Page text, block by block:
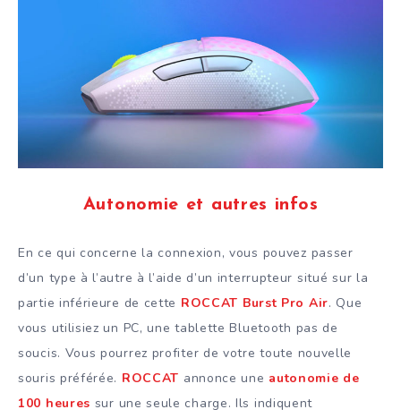
Autonomie et autres infos
En ce qui concerne la connexion, vous pouvez passer
d’un type à l’autre à l’aide d’un interrupteur situé sur la
partie inférieure de cette ROCCAT Burst Pro Air. Que
vous utilisiez un PC, une tablette Bluetooth pas de
soucis. Vous pourrez profiter de votre toute nouvelle
souris préférée. ROCCAT annonce une autonomie de
100 heures sur une seule charge. Ils indiquent